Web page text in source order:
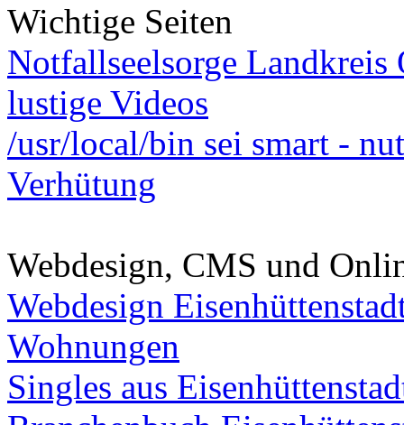
Wichtige Seiten
Notfallseelsorge Landkreis
lustige Videos
/usr/local/bin sei smart -
Verhütung
Webdesign, CMS und
Webdesign
Wohnungen
Singles aus